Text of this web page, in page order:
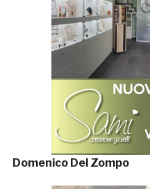
Domenico Del Zompo